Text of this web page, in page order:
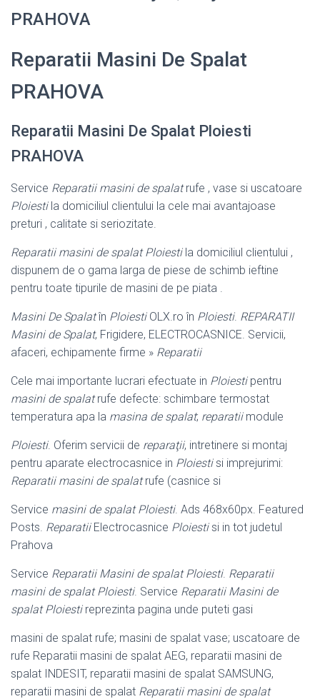
PRAHOVA
Reparatii Masini De Spalat
PRAHOVA
Reparatii Masini De Spalat Ploiesti
PRAHOVA
Service Reparatii masini de spalatrufe , vase si uscatoare
Ploiestila domiciliul clientului la cele mai avantajoase
preturi , calitate si seriozitate.
Reparatii masini de spalat Ploiestila domiciliul clientului ,
dispunem de o gama larga de piese de schimb ieftine
pentru toate tipurile de masini de pe piata .
Masini De Spalatîn PloiestiOLX.ro în Ploiesti. REPARATII
Masini de Spalat, Frigidere, ELECTROCASNICE. Servicii,
afaceri, echipamente firme » Reparatii
Cele mai importante lucrari efectuate in Ploiestipentru
masini de spalatrufe defecte: schimbare termostat
temperatura apa la masina de spalat; reparatiimodule
Ploiesti. Oferim servicii de reparaţii, intretinere si montaj
pentru aparate electrocasnice in Ploiestisi imprejurimi:
Reparatii masini de spalatrufe (casnice si
Service masini de spalat Ploiesti. Ads 468x60px. Featured
Posts. ReparatiiElectrocasnice Ploiestisi in tot judetul
Prahova
Service Reparatii Masini de spalat Ploiesti. Reparatii
masini de spalat Ploiesti. Service Reparatii Masini de
spalat Ploiestireprezinta pagina unde puteti gasi
masini de spalat rufe; masini de spalat vase; uscatoare de
rufe Reparatii masini de spalat AEG, reparatii masini de
spalat INDESIT, reparatii masini de spalat SAMSUNG,
reparatii masini de spalat Reparatii masini de spalat